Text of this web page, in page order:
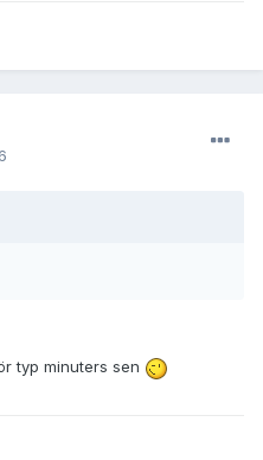
typ minuters sen